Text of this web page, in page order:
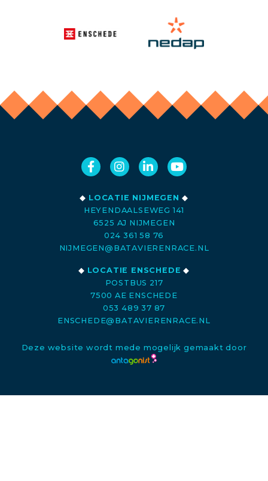
◆ LOCATIE NIJMEGEN ◆
HEYENDAALSEWEG 141
6525 AJ NIJMEGEN
024 361 58 76
NIJMEGEN@BATAVIERENRACE.NL
◆ LOCATIE ENSCHEDE ◆
POSTBUS 217
7500 AE ENSCHEDE
053 489 37 87
ENSCHEDE@BATAVIERENRACE.NL
Deze website wordt mede mogelijk gemaakt door